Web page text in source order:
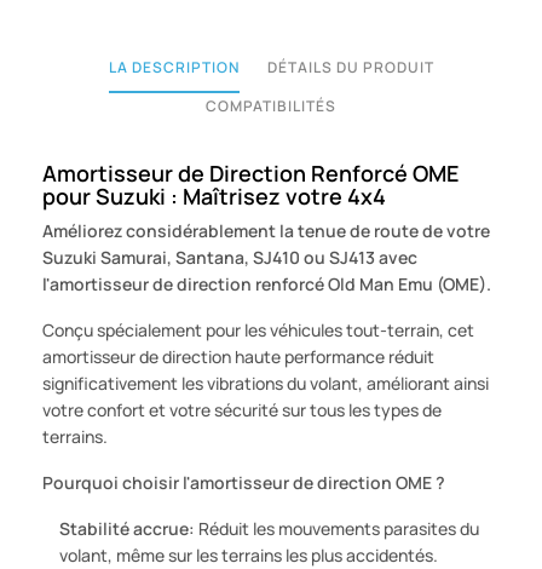
LA DESCRIPTION
DÉTAILS DU PRODUIT
COMPATIBILITÉS
Amortisseur de Direction Renforcé OME
pour Suzuki : Maîtrisez votre 4x4
Améliorez considérablement la tenue de route de votre
Suzuki Samurai, Santana, SJ410 ou SJ413 avec
l'amortisseur de direction renforcé Old Man Emu (OME).
Conçu spécialement pour les véhicules tout-terrain, cet
amortisseur de direction haute performance réduit
significativement les vibrations du volant, améliorant ainsi
votre confort et votre sécurité sur tous les types de
terrains.
Pourquoi choisir l'amortisseur de direction OME ?
Stabilité accrue: Réduit les mouvements parasites du
volant, même sur les terrains les plus accidentés.